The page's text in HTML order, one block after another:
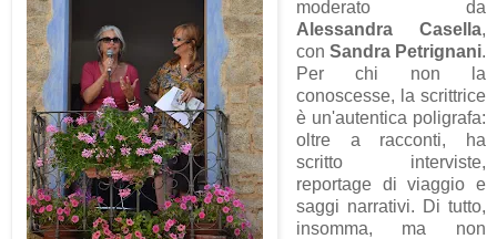
moderato da
Alessandra Casella,
con Sandra Petrignani.
Per chi non la
conoscesse, la scrittrice
è un'autentica poligrafa:
oltre a racconti, ha
scritto interviste,
reportage di viaggio e
saggi narrativi. Di tutto,
insomma, ma non